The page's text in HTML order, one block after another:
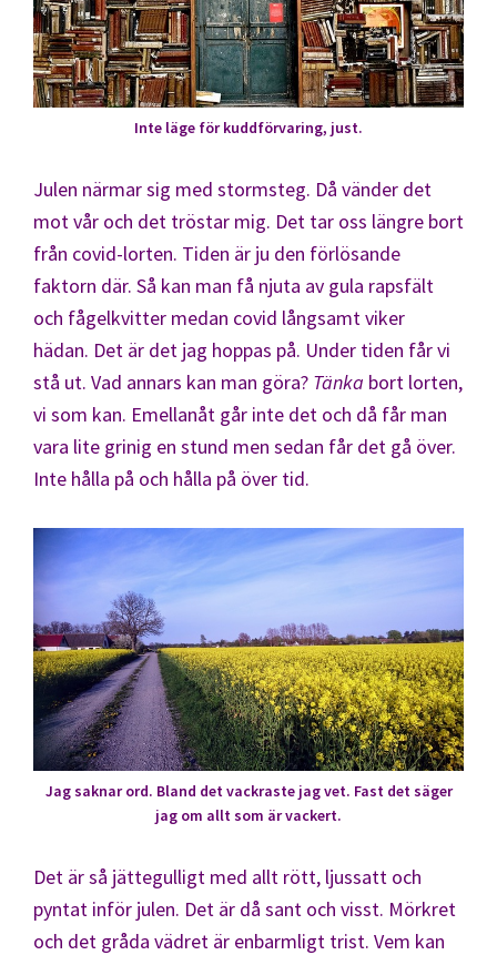
Inte läge för kuddförvaring, just.
Julen närmar sig med stormsteg. Då vänder det
mot vår och det tröstar mig. Det tar oss längre bort
från covid-lorten. Tiden är ju den förlösande
faktorn där. Så kan man få njuta av gula rapsfält
och fågelkvitter medan covid långsamt viker
hädan. Det är det jag hoppas på. Under tiden får vi
stå ut. Vad annars kan man göra? Tänka bort lorten,
vi som kan. Emellanåt går inte det och då får man
vara lite grinig en stund men sedan får det gå över.
Inte hålla på och hålla på över tid.
Jag saknar ord. Bland det vackraste jag vet. Fast det säger
jag om allt som är vackert.
Det är så jättegulligt med allt rött, ljussatt och
pyntat inför julen. Det är då sant och visst. Mörkret
och det gråda vädret är enbarmligt trist. Vem kan